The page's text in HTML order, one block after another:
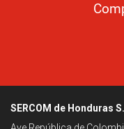
SERCOM de Honduras